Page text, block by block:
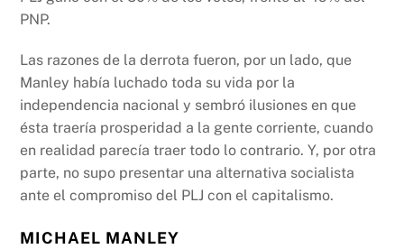
PNP.
Las razones de la derrota fueron, por un lado, que
Manley había luchado toda su vida por la
independencia nacional y sembró ilusiones en que
ésta traería prosperidad a la gente corriente, cuando
en realidad parecía traer todo lo contrario. Y, por otra
parte, no supo presentar una alternativa socialista
ante el compromiso del PLJ con el capitalismo.
MICHAEL MANLEY